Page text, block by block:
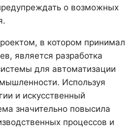
о возможных
в котором принимал
является разработка
для автоматизации
Используя
и искусственный
значительно повысила
процессов и